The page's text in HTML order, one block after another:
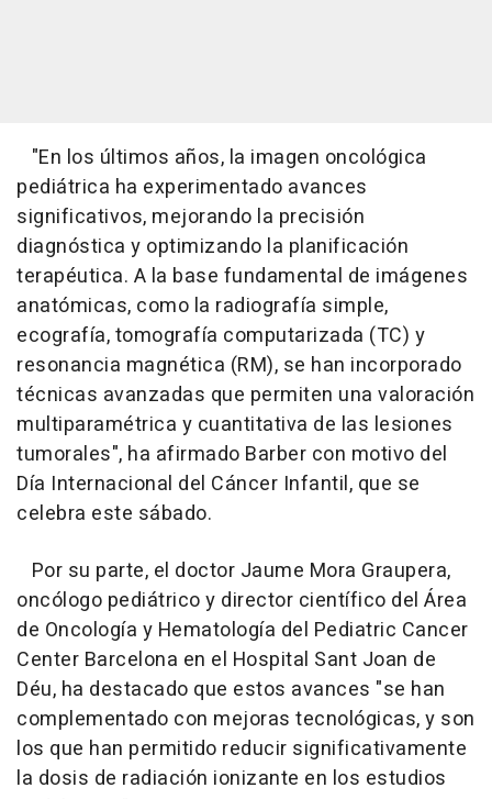
"En los últimos años, la imagen oncológica
pediátrica ha experimentado avances
significativos, mejorando la precisión
diagnóstica y optimizando la planificación
terapéutica. A la base fundamental de imágenes
anatómicas, como la radiografía simple,
ecografía, tomografía computarizada (TC) y
resonancia magnética (RM), se han incorporado
técnicas avanzadas que permiten una valoración
multiparamétrica y cuantitativa de las lesiones
tumorales", ha afirmado Barber con motivo del
Día Internacional del Cáncer Infantil, que se
celebra este sábado.
Por su parte, el doctor Jaume Mora Graupera,
oncólogo pediátrico y director científico del Área
de Oncología y Hematología del Pediatric Cancer
Center Barcelona en el Hospital Sant Joan de
Déu, ha destacado que estos avances "se han
complementado con mejoras tecnológicas, y son
los que han permitido reducir significativamente
la dosis de radiación ionizante en los estudios